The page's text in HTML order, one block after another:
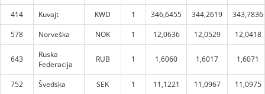
414
Kuvajt KWD 1 346,6455 344,2619
343,7836
578
Norveška NOK 1 12,0636 12,0529 12,0418
643
Ruska
Federacija
RUB 1 1,6060 1,6017 1,6071
752 Švedska SEK 1 11,1221 11,0967
11,0975